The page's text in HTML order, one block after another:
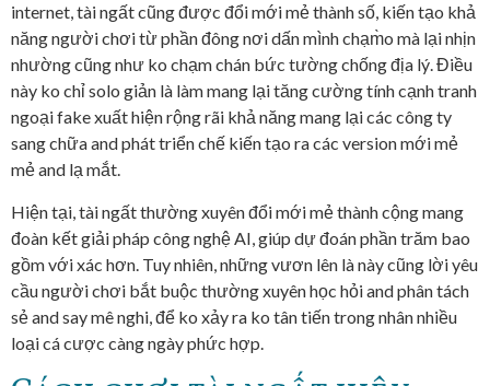
internet, tài ngất cũng được đổi mới mẻ thành số, kiến tạo khả
năng người chơi từ phần đông nơi dấn mình chạm̀o mà lại nhịn
nhường cũng như ko chạm chán bức tường chống địa lý. Điều
này ko chỉ solo giản là làm mang lại tăng cường tính cạnh tranh
ngoại fake xuất hiện rộng rãi khả năng mang lại các công ty
sang chữa and phát triển chế kiến tạo ra các version mới mẻ
mẻ and lạ mắt.
Hiện tại, tài ngất thường xuyên đổi mới mẻ thành cộng mang
đoàn kết giải pháp công nghệ AI, giúp dự đoán phần trăm bao
gồm với xác hơn. Tuy nhiên, những vươn lên là này cũng lời yêu
cầu người chơi bắt buộc thường xuyên học hỏi and phân tách
sẻ and say mê nghi, để ko xảy ra ko tân tiến trong nhân nhiều
loại cá cược càng ngày phức hợp.